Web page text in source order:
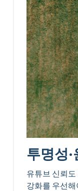
투명성
유튜브 신뢰
강화를 우선해